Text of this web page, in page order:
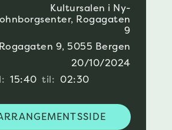
Kultursalen i Ny-
Rogagaten
9
Rogagaten 9, 5055 Bergen
20/10/2024
15:40 til: 02:30